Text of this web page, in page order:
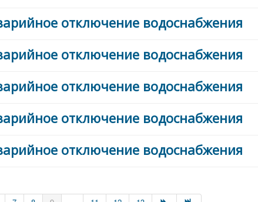
отключение водоснабжения
отключение водоснабжения
отключение водоснабжения
отключение водоснабжения
отключение водоснабжения